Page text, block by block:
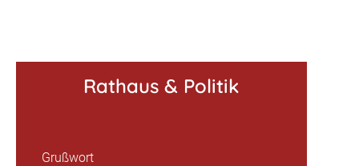
Rathaus & Politik
Grußwort